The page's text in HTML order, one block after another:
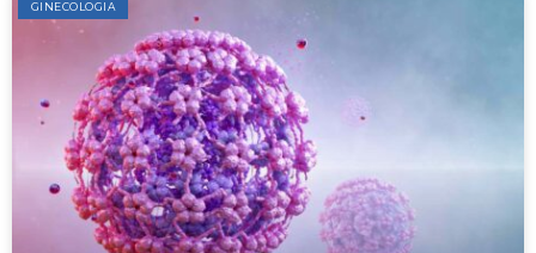
GINECOLOGIA